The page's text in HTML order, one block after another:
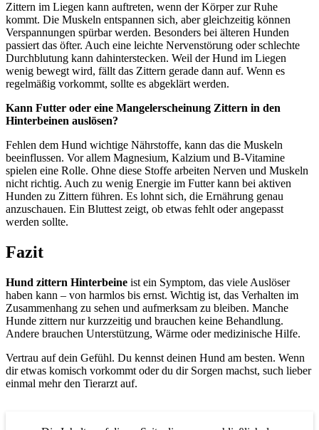
Zittern im Liegen kann auftreten, wenn der Körper zur Ruhe
kommt. Die Muskeln entspannen sich, aber gleichzeitig können
Verspannungen spürbar werden. Besonders bei älteren Hunden
passiert das öfter. Auch eine leichte Nervenstörung oder schlechte
Durchblutung kann dahinterstecken. Weil der Hund im Liegen
wenig bewegt wird, fällt das Zittern gerade dann auf. Wenn es
regelmäßig vorkommt, sollte es abgeklärt werden.
Kann Futter oder eine Mangelerscheinung Zittern in den
Hinterbeinen auslösen?
Fehlen dem Hund wichtige Nährstoffe, kann das die Muskeln
beeinflussen. Vor allem Magnesium, Kalzium und B-Vitamine
spielen eine Rolle. Ohne diese Stoffe arbeiten Nerven und Muskeln
nicht richtig. Auch zu wenig Energie im Futter kann bei aktiven
Hunden zu Zittern führen. Es lohnt sich, die Ernährung genau
anzuschauen. Ein Bluttest zeigt, ob etwas fehlt oder angepasst
werden sollte.
Fazit
Hund zittern Hinterbeine ist ein Symptom, das viele Auslöser
haben kann – von harmlos bis ernst. Wichtig ist, das Verhalten im
Zusammenhang zu sehen und aufmerksam zu bleiben. Manche
Hunde zittern nur kurzzeitig und brauchen keine Behandlung.
Andere brauchen Unterstützung, Wärme oder medizinische Hilfe.
Vertrau auf dein Gefühl. Du kennst deinen Hund am besten. Wenn
dir etwas komisch vorkommt oder du dir Sorgen machst, such lieber
einmal mehr den Tierarzt auf.